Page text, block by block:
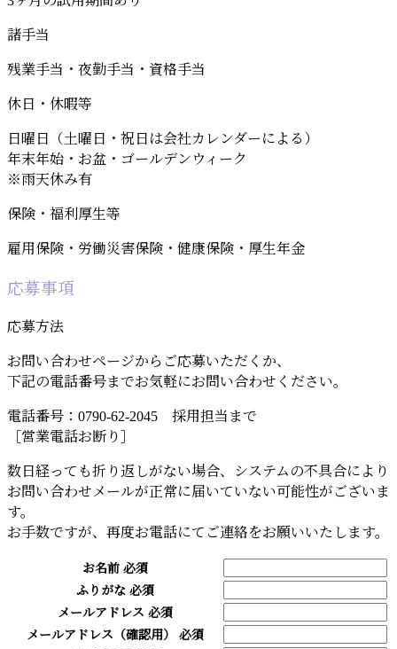
諸手当
残業手当・夜勤手当・資格手当
休日・休暇等
日曜日（土曜日・祝日は会社カレンダーによる）
年末年始・お盆・ゴールデンウィーク
※雨天休み有
保険・福利厚生等
雇用保険・労働災害保険・健康保険・厚生年金
応募事項
応募方法
お問い合わせページからご応募いただくか、
下記の電話番号までお気軽にお問い合わせください。
電話番号：0790-62-2045 採用担当まで
［営業電話お断り］
数日経っても折り返しがない場合、システムの不具合により
お問い合わせメールが正常に届いていない可能性がございま
す。
お手数ですが、再度お電話にてご連絡をお願いいたします。
お名前 必須
ふりがな 必須
メールアドレス 必須
メールアドレス（確認用） 必須